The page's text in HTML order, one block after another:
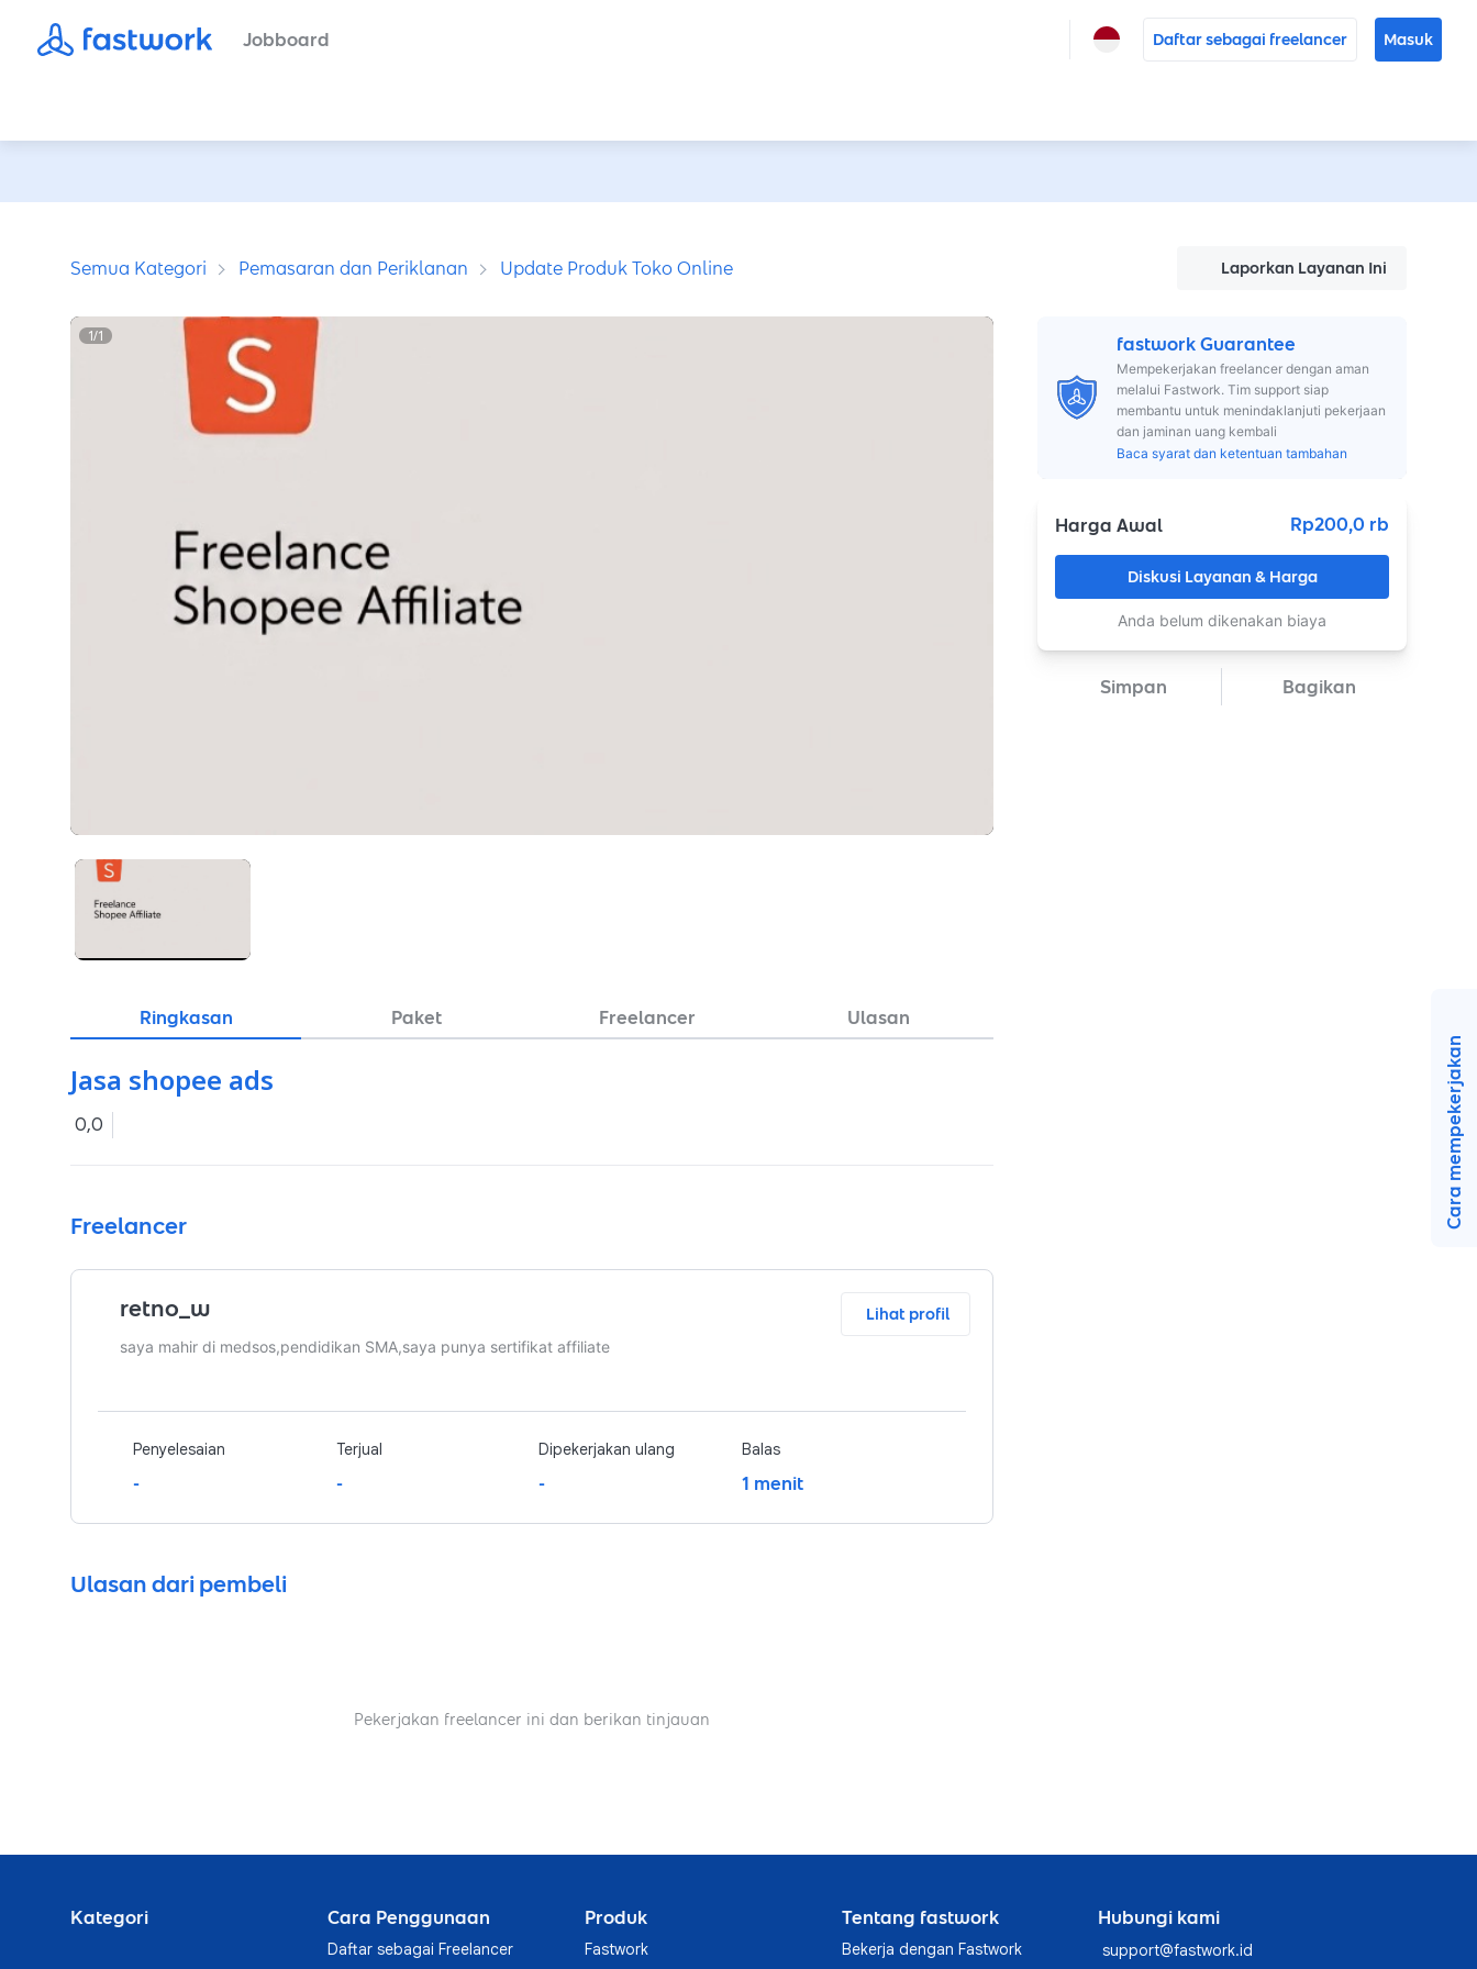
Jobboard Daftar sebagai freelancer Masuk
Semua Kategori Pemasaran dan Periklanan Update Produk Toko Online Laporkan Layanan Ini
1/1
Ringkasan Paket Freelancer Ulasan
Jasa shopee ads
0,0
Freelancer
retno_w
saya mahir di medsos,pendidikan SMA,saya punya sertifikat affiliate
Lihat profil
Penyelesaian
-
Terjual
-
Dipekerjakan ulang
-
Balas
1 menit
Ulasan dari pembeli
Pekerjakan freelancer ini dan berikan tinjauan
fastwork Guarantee
Mempekerjakan freelancer dengan aman
melalui Fastwork. Tim support siap
membantu untuk menindaklanjuti pekerjaan
dan jaminan uang kembali
Baca syarat dan ketentuan tambahan
Harga Awal Rp200,0 rb
Diskusi Layanan & Harga
Anda belum dikenakan biaya
Simpan Bagikan
Cara mempekerjakan
Kategori Cara Penggunaan
Daftar sebagai Freelancer
Produk
Fastwork
Tentang fastwork
Bekerja dengan Fastwork
Hubungi kami
support@fastwork.id